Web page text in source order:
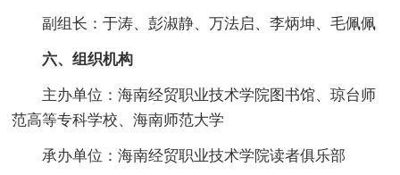
副组长：于涛、彭淑静、万法启、李炳坤、毛佩佩
六、组织机构
主办单位：海南经贸职业技术学院图书馆、琼台师
范高等专科学校、海南师范大学
承办单位：海南经贸职业技术学院读者俱乐部